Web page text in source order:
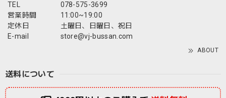
TEL
078-575-3699
営業時間
11:00~19:00
定休日
土曜日、日曜日、祝日
E-mail
store@vj-bussan.com
ABOUT
送料について